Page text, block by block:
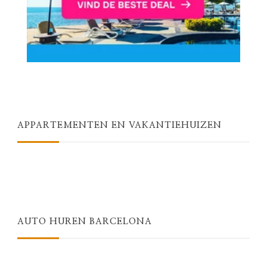
APPARTEMENTEN EN VAKANTIEHUIZEN
AUTO HUREN BARCELONA